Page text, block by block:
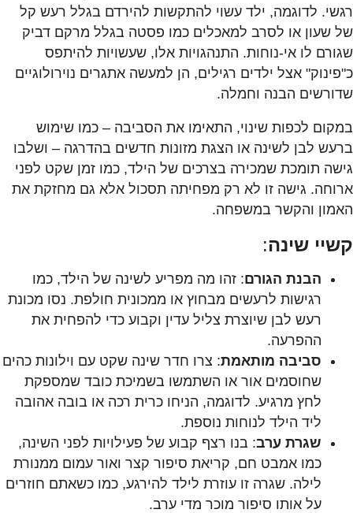
רגשי. לדוגמה, ילד עשוי להתקשות להירדם בגלל רעש קל
של שעון או לסרב למאכלים כמו פסטה בגלל מרקם דביק
שגורם לו אי-נוחות. התנהגויות אלו, שעשויות להיתפס
כ"פינוק" אצל ילדים רגילים, הן למעשה אתגרים נוירולוגיים
שדורשים הבנה וחמלה.
במקום לכפות שינוי, התאימו את הסביבה – כמו שימוש
ברעש לבן לשינה או הצגת מזונות חדשים בהדרגה – ושלבו
גישה תומכת שמכירה בצרכים של הילד, כמו זמן שקט לפני
ארוחה. גישה זו לא רק מפחיתה תסכול אלא גם מחזקת את
האמון והקשר במשפחה.
קשיי שינה:
הבנת הגורם: זהו מה מפריע לשינה של הילד, כמו
רגישות לרעשים מבחוץ או ממכונית חולפת. נסו מכונת
רעש לבן שיוצרת צליל עדין וקבוע כדי להפחית את
ההפרעה.
סביבה מותאמת: צרו חדר שינה שקט עם וילונות כהים
שחוסמים אור או השתמשו בשמיכת כובד שמספקת
לחץ מרגיע. לדוגמה, הניחו כרית רכה או בובה אהובה
ליד הילד לנוחות נוספת.
שגרת ערב: בנו רצף קבוע של פעילויות לפני השינה,
כמו אמבט חם, קריאת סיפור קצר ואור עמום ממנורת
לילה. שגרה זו עוזרת לילד להירגע, כמו כשאתם חוזרים
על אותו סיפור מוכר מדי ערב.